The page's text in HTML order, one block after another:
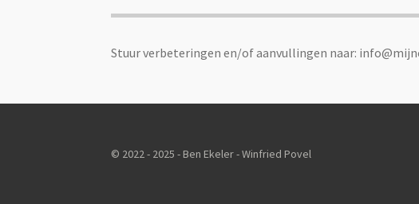
Stuur verbeteringen en/of aanvullingen naar:
© 2022 - 2025 - Ben Ekeler - Winfried Povel